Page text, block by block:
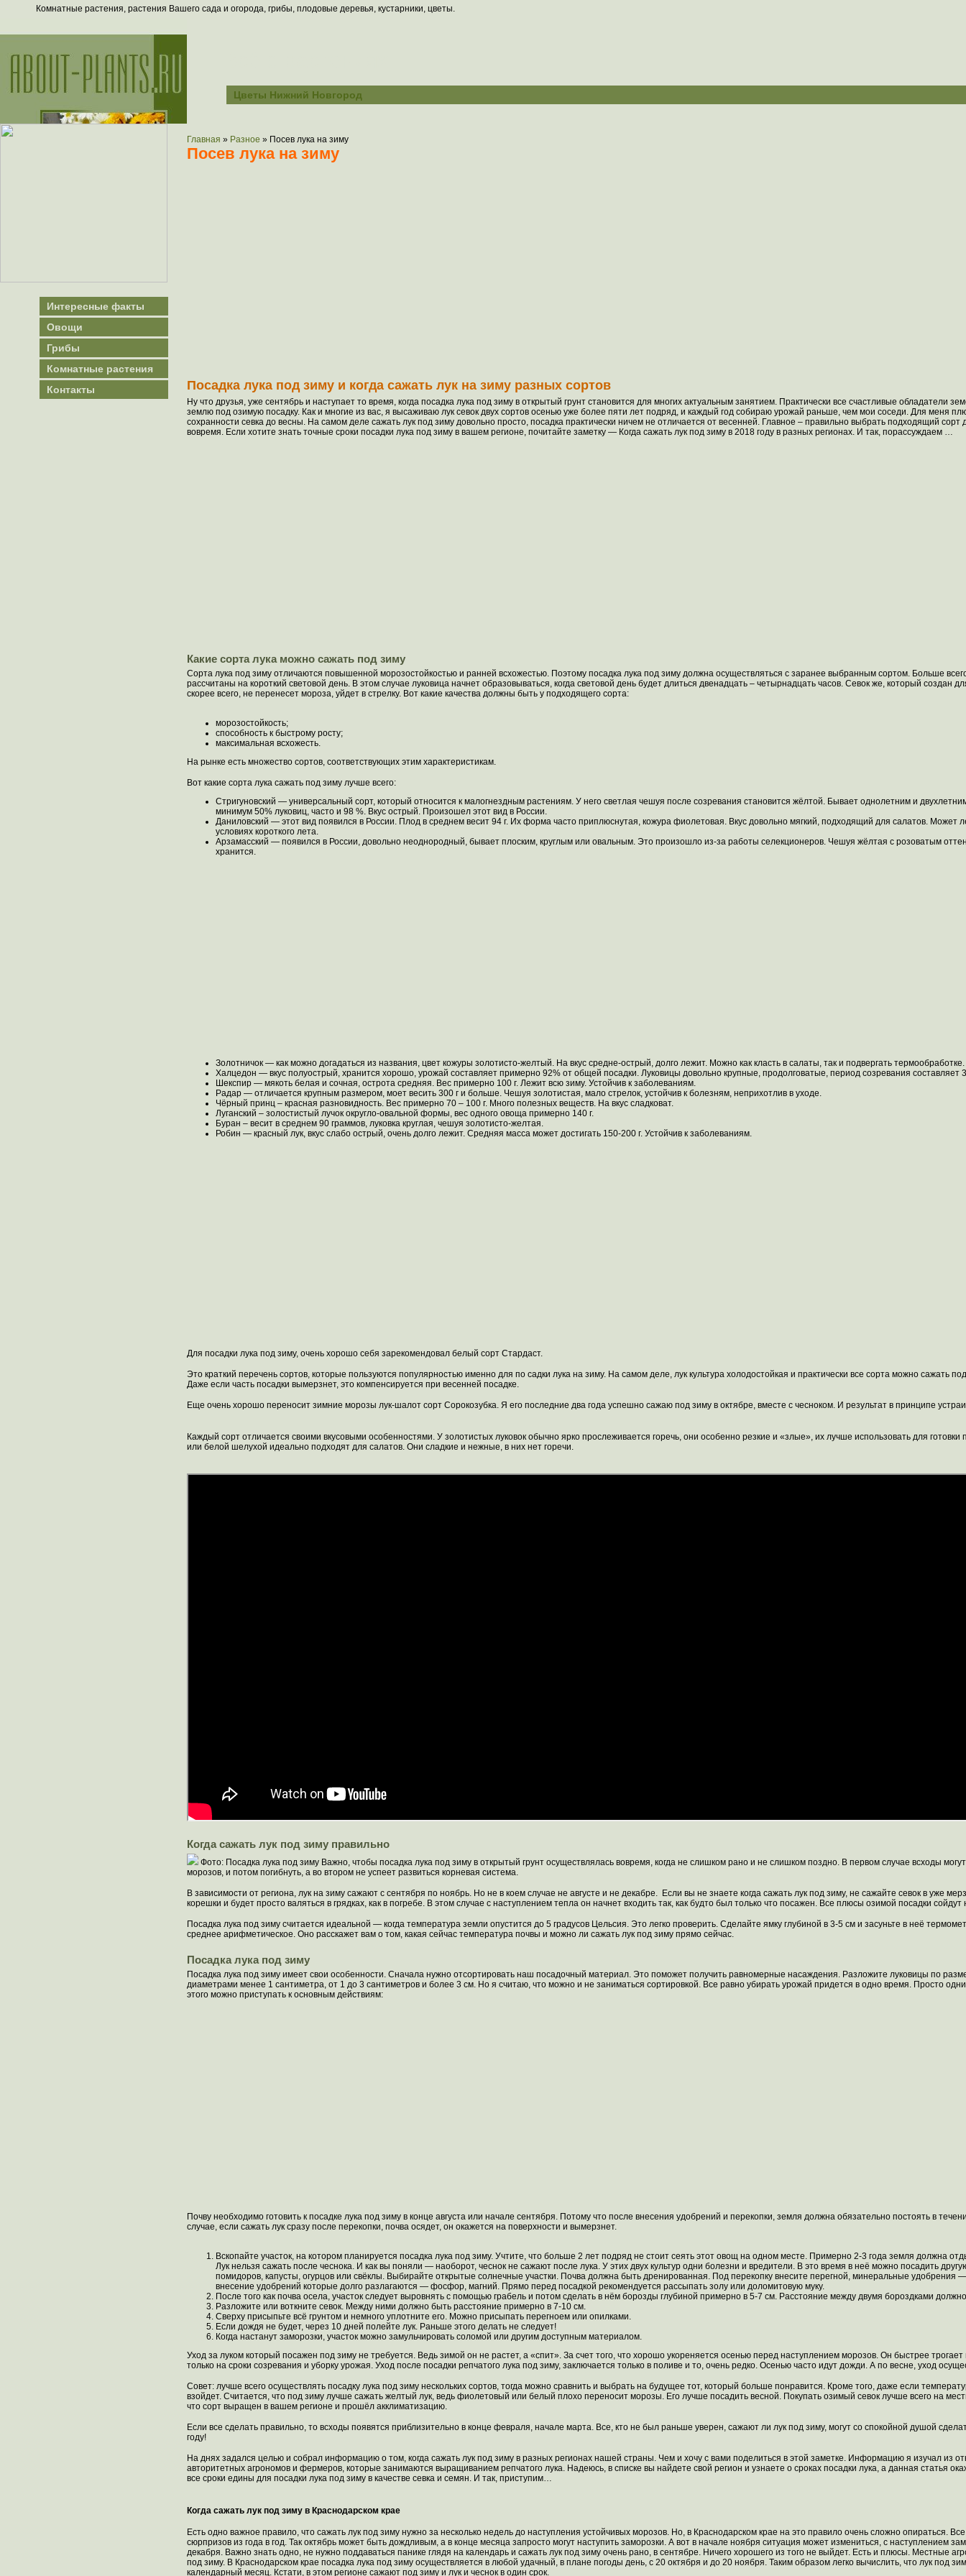
Комнатные растения, растения Вашего сада и огорода, грибы, плодовые деревья, кустарники, цветы.
Цветы Нижний Новгород
Интересные факты
Овощи
Грибы
Комнатные растения
Контакты
Главная » Разное » Посев лука на зиму
Посев лука на зиму
Посадка лука под зиму и когда сажать лук на зиму разных сортов
Ну что друзья, уже сентябрь и наступает то время, когда посадка лука под зиму в открытый грунт становится для многих актуальным занятием. Практически все счастливые обладатели
землю под озимую посадку. Как и многие из вас, я высаживаю лук севок двух сортов осенью уже более пяти лет подряд, и каждый год собираю урожай раньше, чем мои соседи. Для меня
сохранности севка до весны. На самом деле сажать лук под зиму довольно просто, посадка практически ничем не отличается от весенней. Главное – правильно выбрать подходящий сорт
вовремя. Если хотите знать точные сроки посадки лука под зиму в вашем регионе, почитайте заметку — Когда сажать лук под зиму в 2018 году в разных регионах. И так, порассуждаем …
Какие сорта лука можно сажать под зиму
Сорта лука под зиму отличаются повышенной морозостойкостью и ранней всхожестью. Поэтому посадка лука под зиму должна осуществляться с заранее выбранным сортом. Больше
рассчитаны на короткий световой день. В этом случае луковица начнет образовываться, когда световой день будет длиться двенадцать – четырнадцать часов. Севок же, который создан
скорее всего, не перенесет мороза, уйдет в стрелку. Вот какие качества должны быть у подходящего сорта:
морозостойкость;
способность к быстрому росту;
максимальная всхожесть.
На рынке есть множество сортов, соответствующих этим характеристикам.
Вот какие сорта лука сажать под зиму лучше всего:
Стригуновский — универсальный сорт, который относится к малогнездным растениям. У него светлая чешуя после созревания становится жёлтой. Бывает однолетним и
минимум 50% луковиц, часто и 98 %. Вкус острый. Произошел этот вид в России.
Даниловский — этот вид появился в России. Плод в среднем весит 94 г. Их форма часто приплюснутая, кожура фиолетовая. Вкус довольно мягкий, подходящий для салатов. Может
условиях короткого лета.
Арзамасский — появился в России, довольно неоднородный, бывает плоским, круглым или овальным. Это произошло из-за работы селекционеров. Чешуя жёлтая с розоватым
хранится.
Золотничок — как можно догадаться из названия, цвет кожуры золотисто-желтый. На вкус средне-острый, долго лежит. Можно как класть в салаты, так и подвергать термообработке.
Халцедон — вкус полуострый, хранится хорошо, урожай составляет примерно 92% от общей посадки. Луковицы довольно крупные, продолговатые, период созревания составляет
Шекспир — мякоть белая и сочная, острота средняя. Вес примерно 100 г. Лежит всю зиму. Устойчив к заболеваниям.
Радар — отличается крупным размером, моет весить 300 г и больше. Чешуя золотистая, мало стрелок, устойчив к болезням, неприхотлив в уходе.
Чёрный принц – красная разновидность. Вес примерно 70 – 100 г. Много полезных веществ. На вкус сладковат.
Луганский – золостистый лучок округло-овальной формы, вес одного овоща примерно 140 г.
Буран – весит в среднем 90 граммов, луковка круглая, чешуя золотисто-желтая.
Робин — красный лук, вкус слабо острый, очень долго лежит. Средняя масса может достигать 150-200 г. Устойчив к заболеваниям.
Для посадки лука под зиму, очень хорошо себя зарекомендовал белый сорт Стардаст.
Это краткий перечень сортов, которые пользуются популярностью именно для по садки лука на зиму. На самом деле, лук культура холодостойкая и практически все сорта можно сажать
Даже если часть посадки вымерзнет, это компенсируется при весенней посадке.
Еще очень хорошо переносит зимние морозы лук-шалот сорт Сорокозубка. Я его последние два года успешно сажаю под зиму в октябре, вместе с чесноком. И результат в принципе
Каждый сорт отличается своими вкусовыми особенностями. У золотистых луковок обычно ярко прослеживается горечь, они особенно резкие и «злые», их лучше использовать для
или белой шелухой идеально подходят для салатов. Они сладкие и нежные, в них нет горечи.
Когда сажать лук под зиму правильно
Фото: Посадка лука под зиму Важно, чтобы посадка лука под зиму в открытый грунт осуществлялась вовремя, когда не слишком рано и не слишком поздно. В первом случае всходы
морозов, и потом погибнуть, а во втором не успеет развиться корневая система.
В зависимости от региона, лук на зиму сажают с сентября по ноябрь. Но не в коем случае не августе и не декабре. Если вы не знаете когда сажать лук под зиму, не сажайте севок в уже
корешки и будет просто валяться в грядках, как в погребе. В этом случае с наступлением тепла он начнет входить так, как будто был только что посажен. Все плюсы озимой посадки сойдут
Посадка лука под зиму считается идеальной — когда температура земли опустится до 5 градусов Цельсия. Это легко проверить. Сделайте ямку глубиной в 3-5 см и засуньте в неё
среднее арифметическое. Оно расскажет вам о том, какая сейчас температура почвы и можно ли сажать лук под зиму прямо сейчас.
Посадка лука под зиму
Посадка лука под зиму имеет свои особенности. Сначала нужно отсортировать наш посадочный материал. Это поможет получить равномерные насаждения. Разложите луковицы по
диаметрами менее 1 сантиметра, от 1 до 3 сантиметров и более 3 см. Но я считаю, что можно и не заниматься сортировкой. Все равно убирать урожай придется в одно время. Просто
этого можно приступать к основным действиям:
Почву необходимо готовить к посадке лука под зиму в конце августа или начале сентября. Потому что после внесения удобрений и перекопки, земля должна обязательно постоять в
случае, если сажать лук сразу после перекопки, почва осядет, он окажется на поверхности и вымерзнет.
Вскопайте участок, на котором планируется посадка лука под зиму. Учтите, что больше 2 лет подряд не стоит сеять этот овощ на одном месте. Примерно 2-3 года земля должна
Лук нельзя сажать после чеснока. И как вы поняли — наоборот, чеснок не сажают после лука. У этих двух культур одни болезни и вредители. В это время в неё можно посадить
помидоров, капусты, огурцов или свёклы. Выбирайте открытые солнечные участки. Почва должна быть дренированная. Под перекопку внесите перегной, минеральные удобрения
внесение удобрений которые долго разлагаются — фосфор, магний. Прямо перед посадкой рекомендуется рассыпать золу или доломитовую муку.
После того как почва осела, участок следует выровнять с помощью грабель и потом сделать в нём борозды глубиной примерно в 5-7 см. Расстояние между двумя бороздками
Разложите или воткните севок. Между ними должно быть расстояние примерно в 7-10 см.
Сверху присыпьте всё грунтом и немного уплотните его. Можно присыпать перегноем или опилками.
Если дождя не будет, через 10 дней полейте лук. Раньше этого делать не следует!
Когда настанут заморозки, участок можно замульчировать соломой или другим доступным материалом.
Уход за луком который посажен под зиму не требуется. Ведь зимой он не растет, а «спит». За счет того, что хорошо укореняется осенью перед наступлением морозов. Он быстрее
только на сроки созревания и уборку урожая. Уход после посадки репчатого лука под зиму, заключается только в поливе и то, очень редко. Осенью часто идут дожди. А по весне, уход
Совет: лучше всего осуществлять посадку лука под зиму нескольких сортов, тогда можно сравнить и выбрать на будущее тот, который больше понравится. Кроме того, даже если
взойдет. Считается, что под зиму лучше сажать желтый лук, ведь фиолетовый или белый плохо переносит морозы. Его лучше посадить весной. Покупать озимый севок лучше всего на
что сорт выращен в вашем регионе и прошёл акклиматизацию.
Если все сделать правильно, то всходы появятся приблизительно в конце февраля, начале марта. Все, кто не был раньше уверен, сажают ли лук под зиму, могут со спокойной душой
году!
На днях задался целью и собрал информацию о том, когда сажать лук под зиму в разных регионах нашей страны. Чем и хочу с вами поделиться в этой заметке. Информацию я изучал из
авторитетных агрономов и фермеров, которые занимаются выращиванием репчатого лука. Надеюсь, в списке вы найдете свой регион и узнаете о сроках посадки лука, а данная статья
все сроки едины для посадки лука под зиму в качестве севка и семян. И так, приступим…
Когда сажать лук под зиму в Краснодарском крае
Есть одно важное правило, что сажать лук под зиму нужно за несколько недель до наступления устойчивых морозов. Но, в Краснодарском крае на это правило очень сложно опираться.
сюрпризов из года в год. Так октябрь может быть дождливым, а в конце месяца запросто могут наступить заморозки. А вот в начале ноября ситуация может измениться, с наступлением
декабря. Важно знать одно, не нужно поддаваться панике глядя на календарь и сажать лук под зиму очень рано, в сентябре. Ничего хорошего из того не выйдет. Есть и плюсы. Местные
под зиму. В Краснодарском крае посадка лука под зиму осуществляется в любой удачный, в плане погоды день, с 20 октября и до 20 ноября. Таким образом легко вычислить, что лук под
календарный месяц. Кстати, в этом регионе сажают под зиму и лук и чеснок в один срок.